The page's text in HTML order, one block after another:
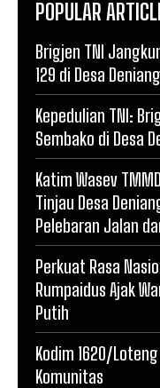
POPULAR
Brigjen TNI
129 di Desa Deniang
Kepedulian TNI:
Sembako di Desa
Katim Wasev
Tinjau Desa
Pelebaran Jalan
Perkuat Rasa
Rumpaidus Ajak
Putih
Kodim 1620/
Komunitas